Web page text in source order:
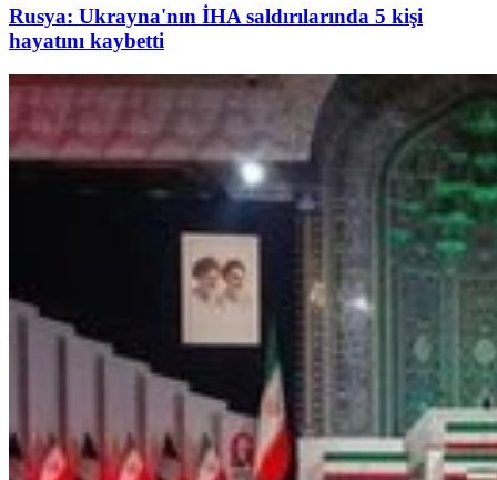
Rusya: Ukrayna'nın İHA saldırılarında 5 kişi
hayatını kaybetti